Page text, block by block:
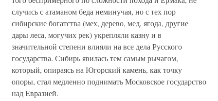
случись с атаманом беда неминучая, но с тех пор
сибирские богатства (мех, дерево, мед, ягода, другие
дары леса, могучих рек) укрепляли казну и в
значительной степени влияли на все дела Русского
государства. Сибирь явилась тем самым рычагом,
который, опираясь на Югорский камень, как точку
опоры, стал медленно поднимать Московское государство
над Евразией.